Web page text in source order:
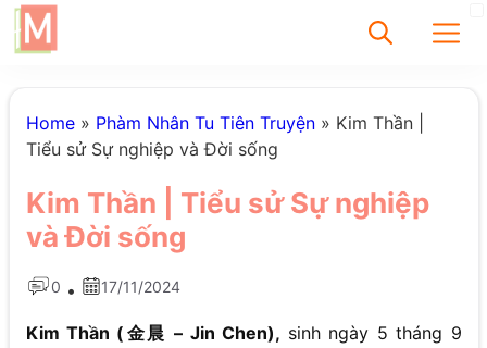
Home» Phàm Nhân Tu Tiên Truyện» Kim Thần |
Tiểu sử Sự nghiệp và Đời sống
Kim Thần | Tiểu sử Sự nghiệp
và Đời sống
0 • 17/11/2024
Kim Thần (金晨 – Jin Chen), sinh ngày 5 tháng 9